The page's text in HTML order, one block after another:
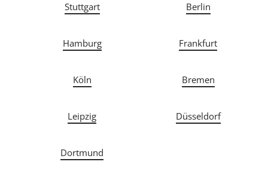
Stuttgart Berlin
Hamburg Frankfurt
Köln Bremen
Leipzig Düsseldorf
Dortmund